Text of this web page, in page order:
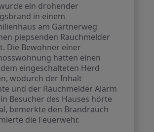
ein drohender
in einem
am Gärtnerweg
piepsenden Rauchmelder
Die Bewohner einer
hatten einen
eingeschalteten Herd
wodurch der Inhalt
und der Rauchmelder Alarm
Besucher des Hauses hörte
bemerkte den Brandrauch
die Feuerwehr.